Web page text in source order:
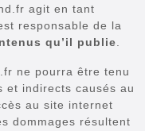
agit en tant
responsable de la
qu’il publie
ne pourra être tenu
et indirects causés au
au site internet
dommages résultent